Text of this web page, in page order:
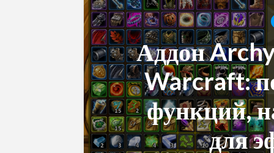
Аддон
Warcraft:
функций,
для